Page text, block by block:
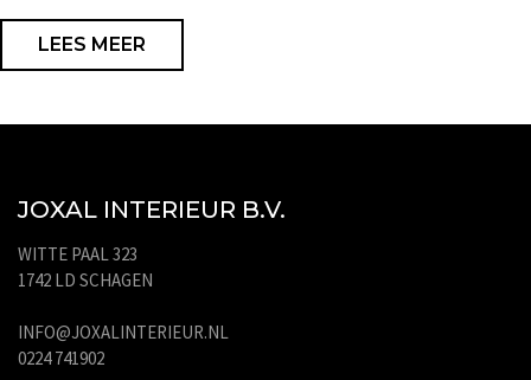
LEES MEER
JOXAL INTERIEUR B.V.
WITTE PAAL 323
1742 LD SCHAGEN
INFO@JOXALINTERIEUR.NL
0224 741902